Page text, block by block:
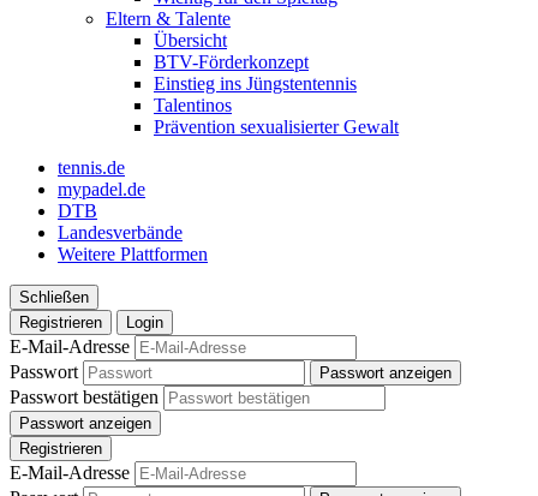
Eltern & Talente
Übersicht
BTV-Förderkonzept
Einstieg ins Jüngstentennis
Talentinos
Prävention sexualisierter Gewalt
tennis.de
mypadel.de
DTB
Landesverbände
Weitere Plattformen
Schließen
Registrieren
Login
E-Mail-Adresse
Passwort
Passwort anzeigen
Passwort bestätigen
Passwort anzeigen
Registrieren
E-Mail-Adresse